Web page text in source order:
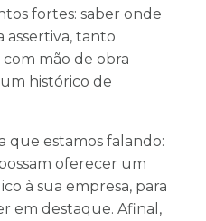
fortes: saber onde
assertiva, tanto
mão de obra
histórico de
que estamos falando:
oferecer um
à sua empresa, para
em destaque. Afinal,